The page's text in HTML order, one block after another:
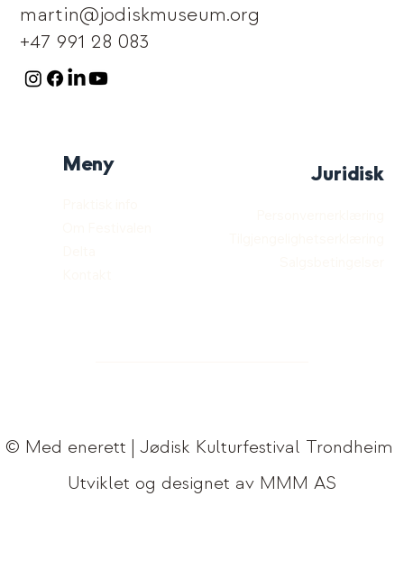
Meny
martin@jodiskmuseum.org
+47 991 28 083
Juridisk
© Med enerett | Jødisk Kulturfestival Trondheim
Utviklet og designet av MMM AS